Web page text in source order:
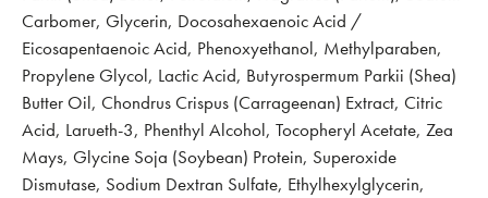
Carbomer, Glycerin, Docosahexaenoic Acid /
Eicosapentaenoic Acid, Phenoxyethanol, Methylparaben,
Propylene Glycol, Lactic Acid, Butyrospermum Parkii (Shea)
Butter Oil, Chondrus Crispus (Carrageenan) Extract, Citric
Acid, Larueth-3, Phenthyl Alcohol, Tocopheryl Acetate, Zea
Mays, Glycine Soja (Soybean) Protein, Superoxide
Dismutase, Sodium Dextran Sulfate, Ethylhexylglycerin,